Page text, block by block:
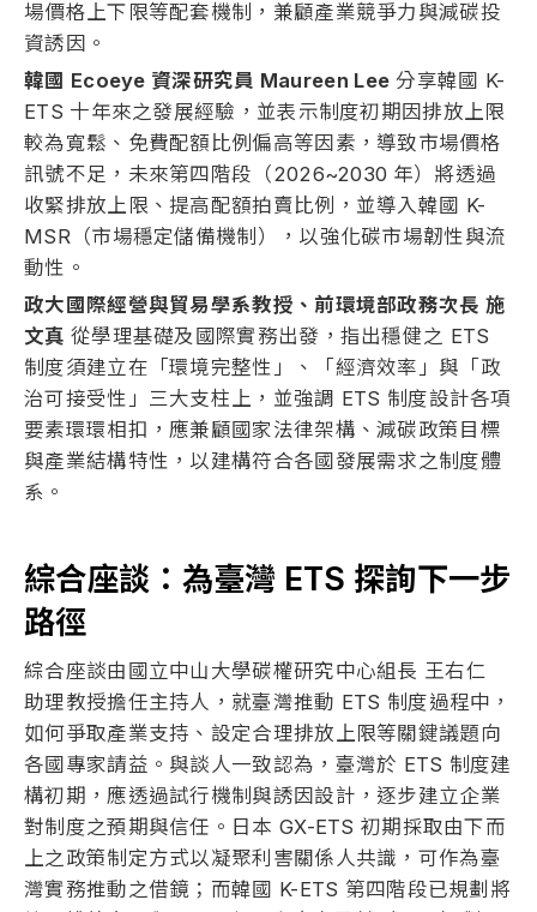
場價格上下限等配套機制，兼顧產業競爭力與減碳投
資誘因。
韓國 Ecoeye 資深研究員 Maureen Lee 分享韓國 K-
ETS 十年來之發展經驗，並表示制度初期因排放上限
較為寬鬆、免費配額比例偏高等因素，導致市場價格
訊號不足，未來第四階段（2026~2030 年）將透過
收緊排放上限、提高配額拍賣比例，並導入韓國 K-
MSR（市場穩定儲備機制），以強化碳市場韌性與流
動性。
政大國際經營與貿易學系教授、前環境部政務次長 施
文真 從學理基礎及國際實務出發，指出穩健之 ETS
制度須建立在「環境完整性」、「經濟效率」與「政
治可接受性」三大支柱上，並強調 ETS 制度設計各項
要素環環相扣，應兼顧國家法律架構、減碳政策目標
與產業結構特性，以建構符合各國發展需求之制度體
系。
綜合座談：為臺灣 ETS 探詢下一步
路徑
綜合座談由國立中山大學碳權研究中心組長 王右仁
助理教授擔任主持人，就臺灣推動 ETS 制度過程中，
如何爭取產業支持、設定合理排放上限等關鍵議題向
各國專家請益。與談人一致認為，臺灣於 ETS 制度建
構初期，應透過試行機制與誘因設計，逐步建立企業
對制度之預期與信任。日本 GX-ETS 初期採取由下而
上之政策制定方式以凝聚利害關係人共識，可作為臺
灣實務推動之借鏡；而韓國 K-ETS 第四階段已規劃將